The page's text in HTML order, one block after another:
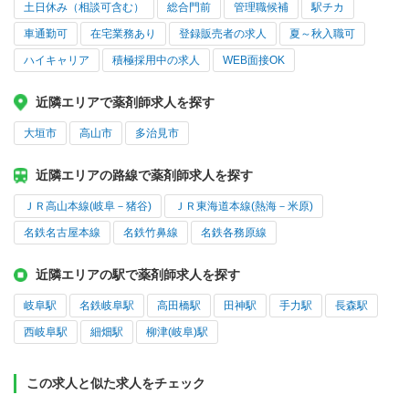
土日休み（相談可含む） 総合門前 管理職候補 駅チカ
車通勤可 在宅業務あり 登録販売者の求人 夏～秋入職可
ハイキャリア 積極採用中の求人 WEB面接OK
近隣エリアで薬剤師求人を探す
大垣市 高山市 多治見市
近隣エリアの路線で薬剤師求人を探す
ＪＲ高山本線(岐阜－猪谷) ＪＲ東海道本線(熱海－米原)
名鉄名古屋本線 名鉄竹鼻線 名鉄各務原線
近隣エリアの駅で薬剤師求人を探す
岐阜駅 名鉄岐阜駅 高田橋駅 田神駅 手力駅 長森駅
西岐阜駅 細畑駅 柳津(岐阜)駅
この求人と似た求人をチェック